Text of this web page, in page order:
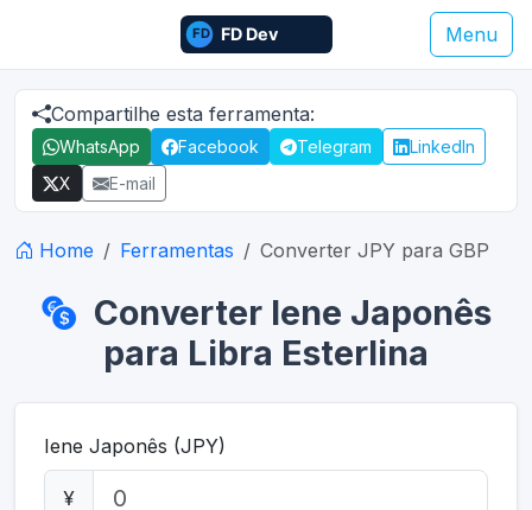
Menu
Compartilhe esta ferramenta:
WhatsApp Facebook Telegram
LinkedIn
X
E-mail
Home Ferramentas Converter JPY para GBP
Converter Iene Japonês
para Libra Esterlina
Iene Japonês (JPY)